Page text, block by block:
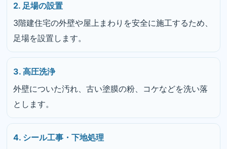
2. 足場の設置
3階建住宅の外壁や屋上まわりを安全に施工するため、
足場を設置します。
3. 高圧洗浄
外壁についた汚れ、古い塗膜の粉、コケなどを洗い落
とします。
4. シール工事・下地処理